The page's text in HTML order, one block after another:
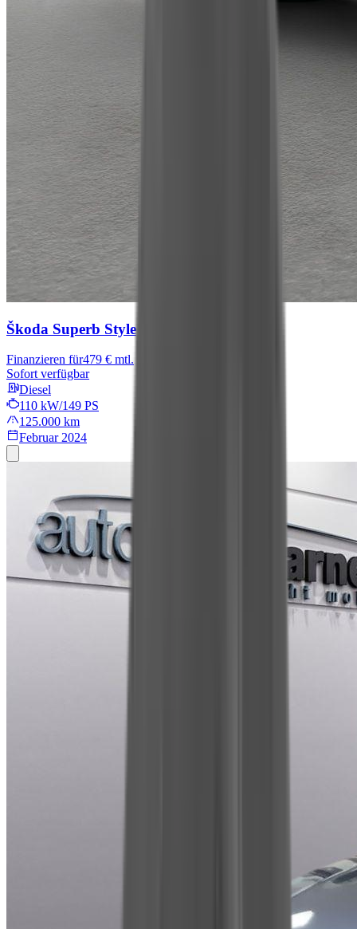
Škoda Superb Style
Finanzieren für479 € mtl.
Sofort verfügbar
Diesel
110 kW/149 PS
125.000 km
Februar 2024